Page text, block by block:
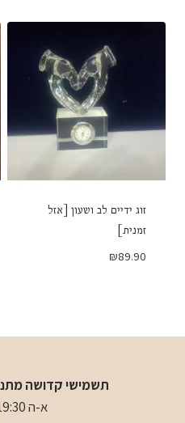
זוג ידיים לב ושעון [אזל
זמנית]
₪89.90
תשמישי קדושה מתנות
א-ה 09:00-19:30